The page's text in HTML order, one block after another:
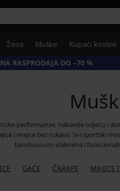
Žena Muške Kupaći kostimi
RASPRODAJA DO –70 %
performanse, nabavite odjeću i
i majice bez rukava. Svi sportski
bambusovim vlaknima i
GAĆE ČARAPE MAJICE